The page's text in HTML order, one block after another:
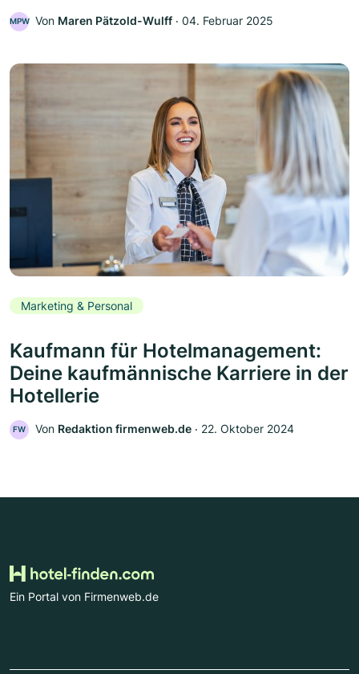
MPW Von Maren Pätzold-Wulff ‧ 04. Februar 2025
Marketing & Personal
Kaufmann für Hotelmanagement:
Deine kaufmännische Karriere in der
Hotellerie
FW Von Redaktion firmenweb.de ‧ 22. Oktober 2024
Ein Portal von Firmenweb.de